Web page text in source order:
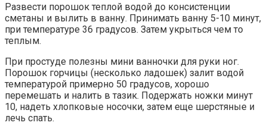
Развести порошок теплой водой до консистенции
сметаны и вылить в ванну. Принимать ванну 5-10 минут,
при температуре 36 градусов. Затем укрыться чем то
теплым.
При простуде полезны мини ванночки для руки ног.
Порошок горчицы (несколько ладошек) залит водой
температурой примерно 50 градусов, хорошо
перемешать и налить в тазик. Подержать ножки минут
10, надеть хлопковые носочки, затем еще шерстяные и
лечь спать.